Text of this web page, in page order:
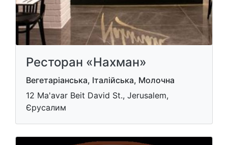
Ресторан «Нахман»
Вегетаріанська, Італійська, Молочна
12 Ma'avar Beit David St., Jerusalem,
Єрусалим